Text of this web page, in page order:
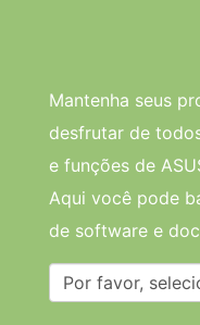
Mantenha seus
desfrutar de
e funções de
Aqui você pode
de software e
Por favor,